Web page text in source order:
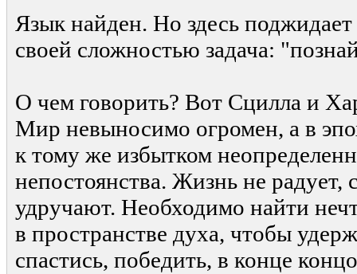
Язык найден. Но здесь
своей сложностью задача:
О чем говорить? Вот Сцилла и
Мир невыносимо огромен, а в
к тому же избытком
непостоянства. Жизнь не радует,
удручают. Необходимо найти
в пространстве духа, чтобы
спастись, победить, в конце